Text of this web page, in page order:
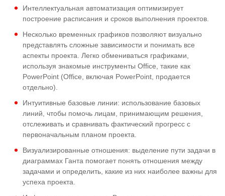
Интеллектуальная автоматизация оптимизирует
построение расписания и сроков выполнения проектов.
Несколько временных графиков позволяют визуально
представлять сложные зависимости и понимать все
аспекты проекта. Легко обмениваться графиками,
используя знакомые инструменты Office, такие как
PowerPoint (Office, включая PowerPoint, продается
отдельно).
Интуитивные базовые линии: использование базовых
линий, чтобы помочь лицам, принимающим решения,
отслеживать и сравнивать фактический прогресс с
первоначальным планом проекта.
Визуализированные отношения: выделение пути задачи в
диаграммах Ганта помогает понять отношения между
задачами и определить, какие из них наиболее важны для
успеха проекта.